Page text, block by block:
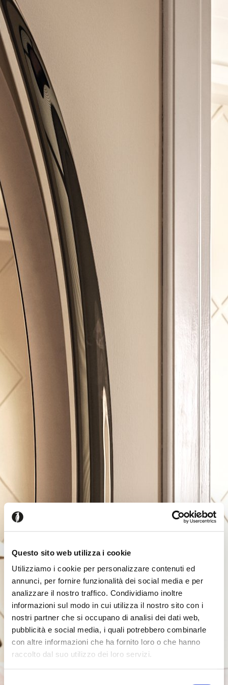
Questo sito web utilizza i cookie
Utilizziamo i cookie per personalizzare contenuti ed
annunci, per fornire funzionalità dei social media e per
analizzare il nostro traffico. Condividiamo inoltre
informazioni sul modo in cui utilizza il nostro sito con i
nostri partner che si occupano di analisi dei dati web,
pubblicità e social media, i quali potrebbero combinarle
con altre informazioni che ha fornito loro o che hanno
raccolto dal suo utilizzo dei loro servizi.
Seems like you’re browsing from Close